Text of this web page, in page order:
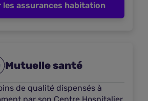
VICTOR HUGO
les assurances habitation
Mutuelle santé
de qualité dispensés à